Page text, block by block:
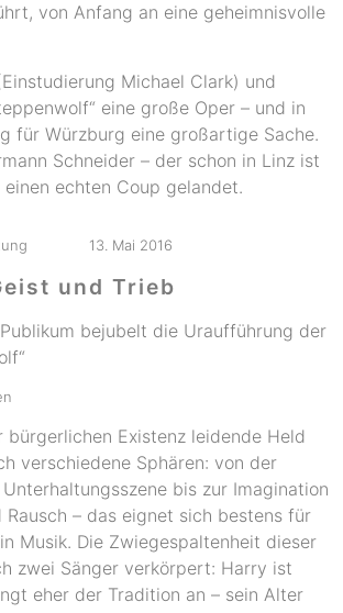
von Anfang an eine geheimnisvolle
Michael Clark) und
eine große Oper – und in
für Würzburg eine großartige Sache.
Schneider – der schon in Linz ist
echten Coup gelandet.
13. Mai 2016
und Trieb
bejubelt die Uraufführung der
bürgerlichen Existenz leidende Held
verschiedene Sphären: von der
bis zur Imagination
Rausch – das eignet sich bestens für
Musik. Die Zwiegespaltenheit dieser
zwei Sänger verkörpert: Harry ist
eher der Tradition an – sein Alter